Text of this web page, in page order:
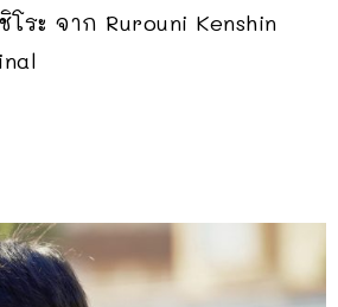
ระ จาก Rurouni Kenshin